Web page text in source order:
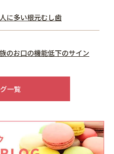
に多い根元むし歯
のお口の機能低下のサイン
一覧